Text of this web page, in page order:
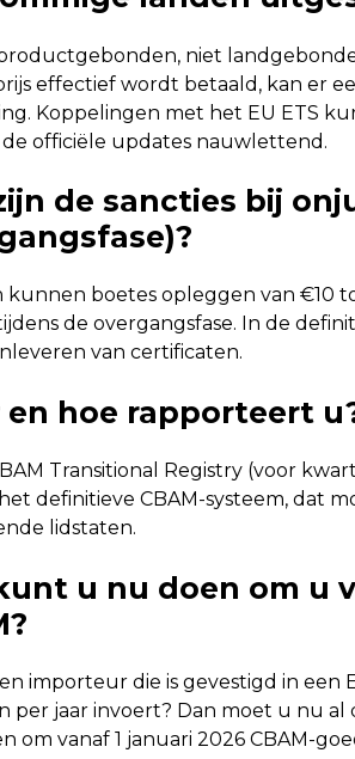
productgebonden, niet
effectief wordt betaald, kan er
Koppelingen met het EU ETS
officiële updates nauwlettend.
de sancties bij
kunnen boetes opleggen van €10
de overgangsfase. In de
van certificaten.
en hoe rapporteert
Transitional Registry (voor
definitieve CBAM-systeem, dat
lidstaten.
u nu doen om u
importeur die is gevestigd in een
per jaar invoert? Dan moet u nu al
om vanaf 1 januari 2026 CBAM-